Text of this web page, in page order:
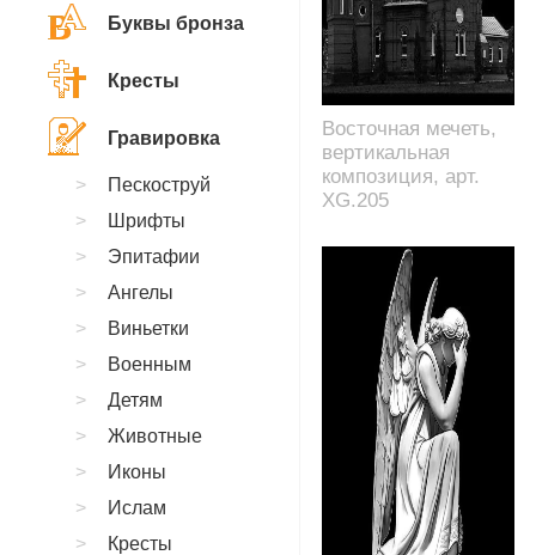
Восточная мечеть,
вертикальная
композиция, арт.
XG.205
Буквы бронза
Кресты
Гравировка
Пескоструй
Шрифты
Эпитафии
Ангелы
Виньетки
Военным
Детям
Животные
Иконы
Ислам
Кресты